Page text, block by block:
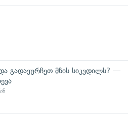
გადავურჩეთ მზის სიკვდილს? —